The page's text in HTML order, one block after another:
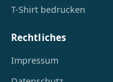
T-Shirt bedrucken
Rechtliches
Impressum